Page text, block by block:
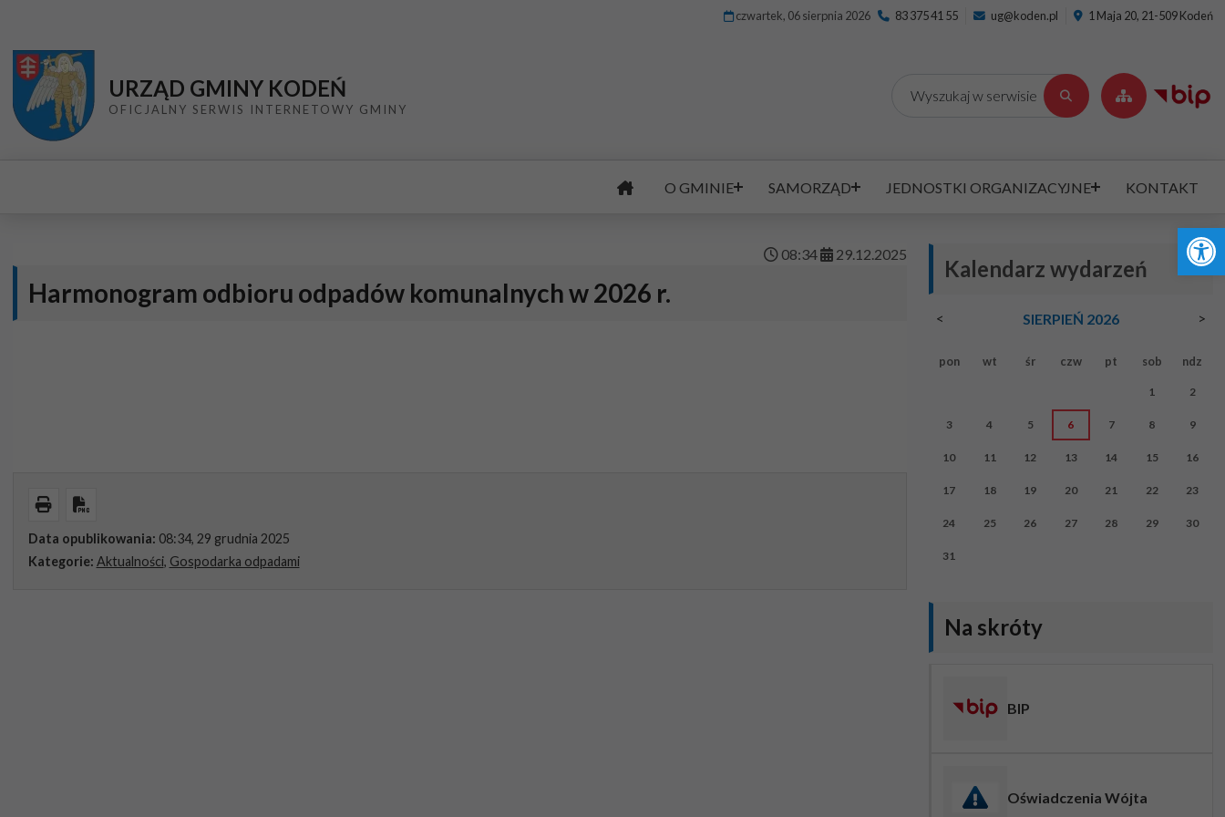
czwartek, 06 sierpnia 2026 83 375 41 55 ug@koden.pl 1 Maja 20, 21-509 Kodeń
URZĄD GMINY KODEŃ
OFICJALNY SERWIS INTERNETOWY GMINY
O GMINIE SAMORZĄD JEDNOSTKI ORGANIZACYJNE KONTAKT
08:34 29.12.2025
Harmonogram odbioru odpadów komunalnych w 2026 r.
WydrukujPobierz PDF
Data opublikowania: 08:34, 29 grudnia 2025
Kategorie: Aktualności, Gospodarka odpadami
Kalendarz wydarzeń
SIERPIEŃ 2026
pon wt śr czw pt sob ndz
1 2
3 4 5 6 7 8 9
10 11 12 13 14 15 16
17 18 19 20 21 22 23
24 25 26 27 28 29 30
31
< >
Na skróty
BIP
Oświadczenia Wójta